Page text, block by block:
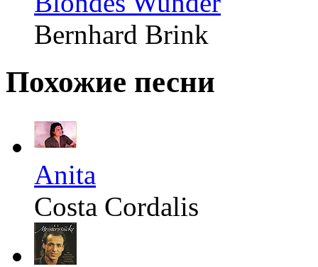
Bernhard Brink
Похожие песни
Anita
Costa Cordalis